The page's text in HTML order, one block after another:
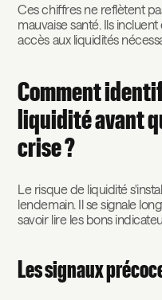
Ces chiffres ne reflètent
mauvaise santé. Ils
accès aux liquidités
Comment
liquidité avant
crise ?
Le risque de liquidité
lendemain. Il se signale
savoir lire les bons
Les signaux